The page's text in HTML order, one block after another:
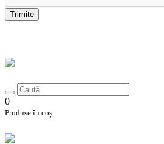
Trimite
0
Produse în coș